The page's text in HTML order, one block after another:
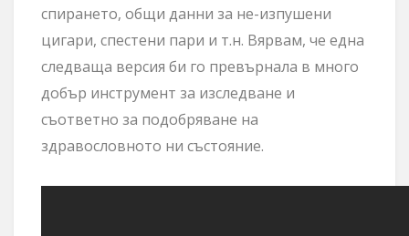
спирането, общи данни за не-изпушени
цигари, спестени пари и т.н. Вярвам, че една
следваща версия би го превърнала в много
добър инструмент за изследване и
съответно за подобряване на
здравословното ни състояние.